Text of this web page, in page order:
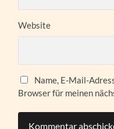
Website
Name, E-Mail-
Browser für meinen